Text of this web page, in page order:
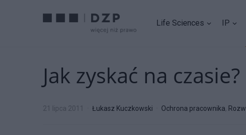
Life Sciences IP
Jak zyskać na czasie?
21 lipca 2011 Łukasz Kuczkowski Ochrona pracownika,